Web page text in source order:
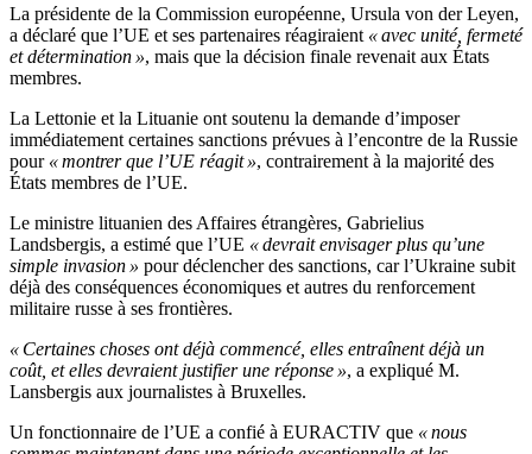
La présidente de la Commission européenne, Ursula von der Leyen,
a déclaré que l’UE et ses partenaires réagiraient « avec unité, fermeté
et détermination », mais que la décision finale revenait aux États
membres.
La Lettonie et la Lituanie ont soutenu la demande d’imposer
immédiatement certaines sanctions prévues à l’encontre de la Russie
pour« montrer que l’UE réagit », contrairement à la majorité des
États membres de l’UE.
Le ministre lituanien des Affaires étrangères, Gabrielius
Landsbergis, a estimé que l’UE « devrait envisager plus qu’une
simple invasion » pour déclencher des sanctions, car l’Ukraine subit
déjà des conséquences économiques et autres du renforcement
militaire russe à ses frontières.
« Certaines choses ont déjà commencé, elles entraînent déjà un
coût, et elles devraient justifier une réponse », a expliqué M.
Lansbergis aux journalistes à Bruxelles.
Un fonctionnaire de l’UE a confié à EURACTIV que « nous